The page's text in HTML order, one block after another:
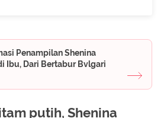
Penampilan Shenina
Ibu, Dari Bertabur Bvlgari
putih, Shenina